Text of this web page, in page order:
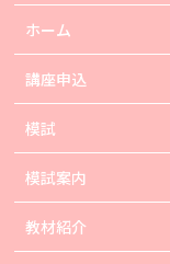
ホーム
講座申込
模試
模試案内
教材紹介